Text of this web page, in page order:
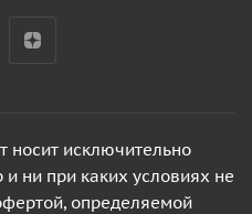
носит исключительно
ни при каких условиях не
определяемой